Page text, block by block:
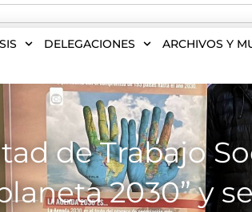
DELEGACIONES ARCHIVOS Y
de Trabajo
2030” y